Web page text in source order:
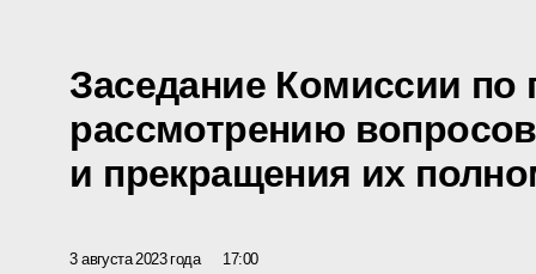
Заседание Комиссии по
рассмотрению
и прекращения их
3 августа 2023 года 17:00